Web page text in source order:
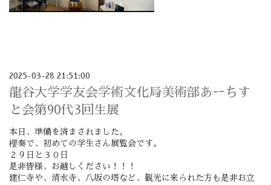
2025-03-28 21:51:00
龍谷大学学友会学術文化局美術部あーちす
と会第90代3回生展
本日、準備を済まされました。
櫻奏で、初めての学生さん展覧会です。
２９日と３０日
是非皆様、お越しください！！！
建仁寺や、清水寺、八坂の塔など、観光に来られた方も是非お立